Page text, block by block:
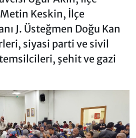
Keskin, İlçe
J. Üsteğmen Doğu Kan
siyasi parti ve sivil
şehit ve gazi